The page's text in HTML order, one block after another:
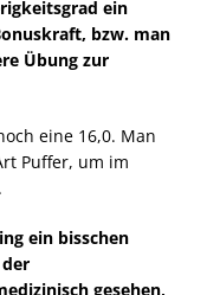
ein
bzw. man
Übung zur
eine 16,0. Man
Puffer, um im
ein bisschen
gesehen,